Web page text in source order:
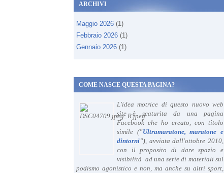
ARCHIVI
Maggio 2026 (1)
Febbraio 2026 (1)
Gennaio 2026 (1)
COME NASCE QUESTA PAGINA?
L'idea motrice di questo nuovo web
site è scaturita da una pagina
Facebook che ho creato, con titolo
simile ("Ultramaratone, maratone e
dintorni"), avviata dall'ottobre 2010,
con il proposito di dare spazio e
visibilità ad una serie di materiali sul
podismo agonistico e non, ma anche su altri sport,